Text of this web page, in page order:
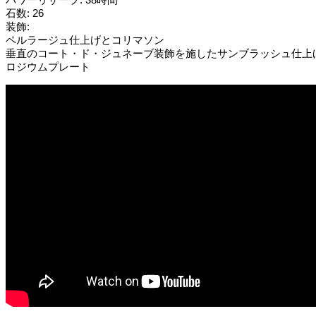
石数: 26
装飾:
ペルラージュ仕上げとコリマソン
垂直のコート・ド・ジュネーブ装飾を施したサンブラッシュ仕上
ロジウムプレート